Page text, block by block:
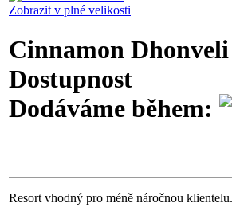
Zobrazit v plné velikosti
Cinnamon Dhonveli
Dostupnost
Dodáváme během:
Resort vhodný pro méně náročnou klientelu.